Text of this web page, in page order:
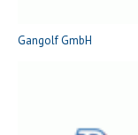
Gangolf GmbH